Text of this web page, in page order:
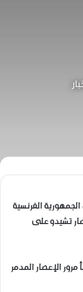
الفرنسية
تشيدو على
الإعصار المدمر